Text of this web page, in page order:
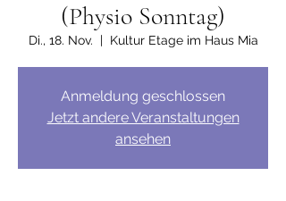
(Physio Sonntag)
Di., 18. Nov.
  |
Kultur Etage im Haus Mia
Anmeldung geschlossen
Jetzt andere Veranstaltungen
ansehen